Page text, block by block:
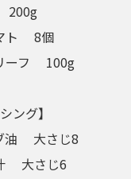
200g
ト 8個
ーフ 100g
ング】
油 大さじ8
大さじ6